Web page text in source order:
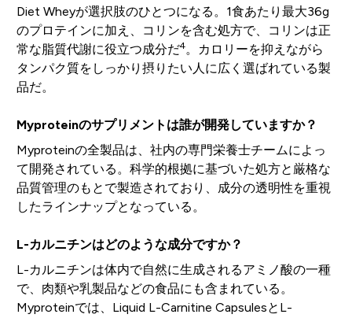
Diet Wheyが選択肢のひとつになる。1食あたり最大36g
のプロテインに加え、コリンを含む処方で、コリンは正
常な脂質代謝に役立つ成分だ4。カロリーを抑えながら
タンパク質をしっかり摂りたい人に広く選ばれている製
品だ。
Myproteinのサプリメントは誰が開発していますか？
Myproteinの全製品は、社内の専門栄養士チームによっ
て開発されている。科学的根拠に基づいた処方と厳格な
品質管理のもとで製造されており、成分の透明性を重視
したラインナップとなっている。
L-カルニチンはどのような成分ですか？
L-カルニチンは体内で自然に生成されるアミノ酸の一種
で、肉類や乳製品などの食品にも含まれている。
Myproteinでは、Liquid L-Carnitine CapsulesとL-